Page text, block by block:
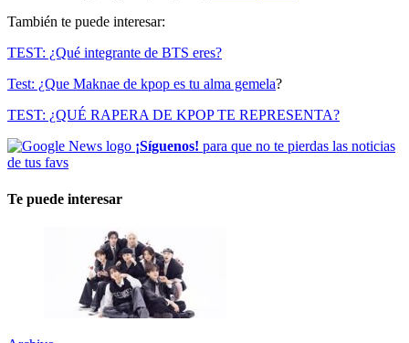
También te puede interesar:
TEST: ¿Qué integrante de BTS eres?
Test: ¿Que Maknae de kpop es tu alma gemela?
TEST: ¿QUÉ RAPERA DE KPOP TE REPRESENTA?
¡Síguenos! para que no te pierdas las noticias
de tus favs
Te puede interesar